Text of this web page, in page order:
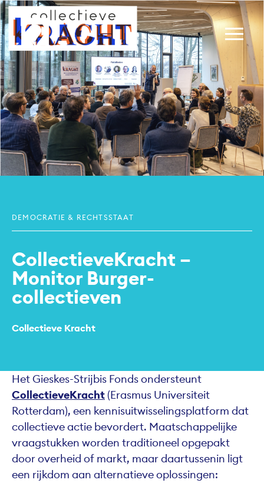
DEMOCRATIE & RECHTSSTAAT
Collectieve­Kracht –
Monitor Burger­
collectieven
Collectieve Kracht
Het Gieskes-Strijbis Fonds ondersteunt
CollectieveKracht(Erasmus Universiteit
Rotterdam), een kennisuitwisselingsplatform dat
collectieve actie bevordert. Maatschappelijke
vraagstukken worden traditioneel opgepakt
door overheid of markt, maar daartussenin ligt
een rijkdom aan alternatieve oplossingen: